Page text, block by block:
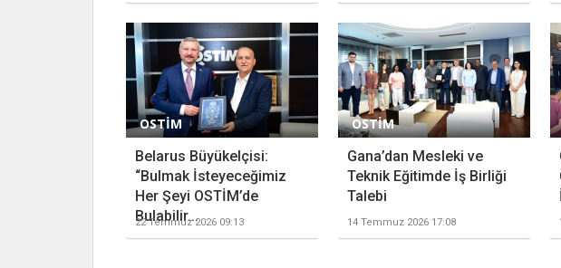
OSTİM
Belarus Büyükelçisi:
“Bulmak İsteyeceğimiz
Her Şeyi OSTİM’de
Bulabilir...
22 Temmuz 2026 09:13
OSTİM
Gana’dan Mesleki ve
Teknik Eğitimde İş Birliği
Talebi
14 Temmuz 2026 17:08